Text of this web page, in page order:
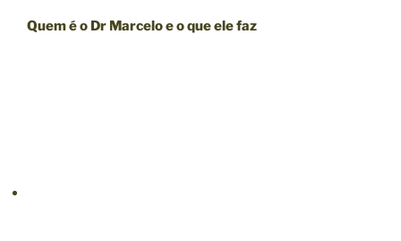
Quem é o Dr Marcelo e o que ele faz